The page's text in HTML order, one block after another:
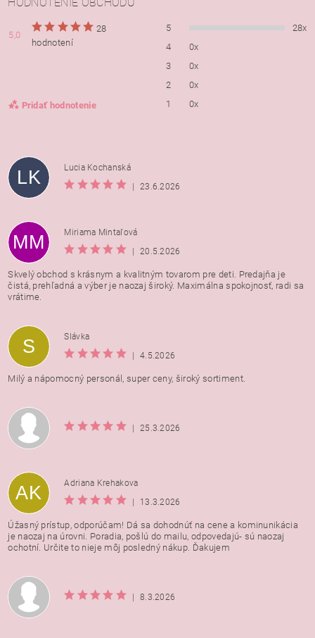
5,0
28
hodnotení
Pridať hodnotenie
5
28x
4
0x
3
0x
2
0x
1
0x
Vložením hodnotenie súhlasíte s
osobných údajov
LK
Lucia Kochanská
|
23.6.2026
MM
Miriama Mintaľová
|
20.5.2026
Skvelý obchod s krásnym a kvalitným tovarom pre deti. Predajňa je
čistá, prehľadná a výber je naozaj široký. Maximálna spokojnosť, radi sa
vrátime.
S
Slávka
|
4.5.2026
Milý a nápomocný personál, super ceny, široký sortiment.
| 25.3.2026
AK
Adriana Krehakova
|
13.3.2026
Úžasný prístup, odporúčam! Dá sa dohodnúť na cene a kominunikácia
je naozaj na úrovni. Poradia, pošlú do mailu, odpovedajú- sú naozaj
ochotní. Určite to nieje môj posledný nákup. Ďakujem
| 8.3.2026